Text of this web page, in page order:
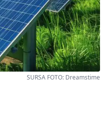
SURSA FOTO: Dreamstime